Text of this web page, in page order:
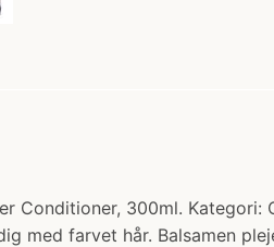
Conditioner, 300ml.
med farvet hår. Balsamen